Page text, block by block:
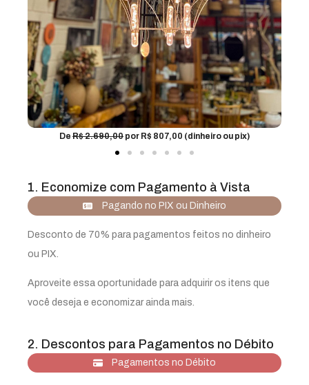
DeR$ 125,00 por R$ 37,50 (dinheiro ou pix)
1. Economize com Pagamento à Vista
Pagando no PIX ou Dinheiro
Desconto de 70% para pagamentos feitos no dinheiro
ou PIX.
Aproveite essa oportunidade para adquirir os itens que
você deseja e economizar ainda mais.
2. Descontos para Pagamentos no Débito
Pagamentos no Débito